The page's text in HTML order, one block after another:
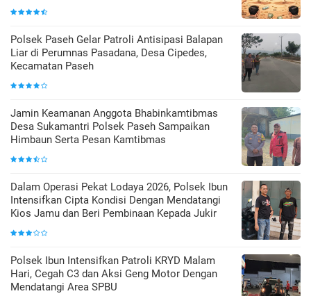
Polsek Paseh Gelar Patroli Antisipasi Balapan
Liar di Perumnas Pasadana, Desa Cipedes,
Kecamatan Paseh
Jamin Keamanan Anggota Bhabinkamtibmas
Desa Sukamantri Polsek Paseh Sampaikan
Himbaun Serta Pesan Kamtibmas
Dalam Operasi Pekat Lodaya 2026, Polsek Ibun
Intensifkan Cipta Kondisi Dengan Mendatangi
Kios Jamu dan Beri Pembinaan Kepada Jukir
Polsek Ibun Intensifkan Patroli KRYD Malam
Hari, Cegah C3 dan Aksi Geng Motor Dengan
Mendatangi Area SPBU